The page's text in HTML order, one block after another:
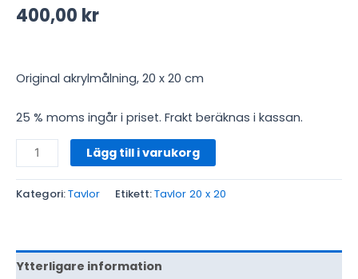
400,00 kr
Original akrylmålning, 20 x 20 cm
25 % moms ingår i priset. Frakt beräknas i kassan.
Lägg till i varukorg
Kategori:Tavlor Etikett:Tavlor 20 x 20
Ytterligare information